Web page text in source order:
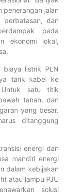
penerangan jalan
dan
pada
ekonomi lokal,
biaya listrik PLN
tarik kabel ke
satu titik
tanah, dan
yang besar.
ditanggung
energi dan
mandiri energi
dalam kebijakan
atau lampu PJU
solusi